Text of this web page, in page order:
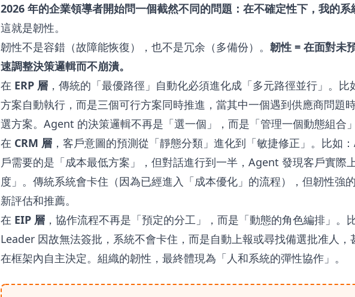
2026 年的企業領導者開始問一個截然不同的問題：在不確定性下，我的系
這就是韌性。
韌性不是容錯（故障能恢復），也不是冗余（多備份）。 韌性 = 在面對未
速調整決策邏輯而不崩潰。
在 ERP 層 ，傳統的「最優路徑」自動化必須進化成「多元路徑並行」。
方案自動執行，而是三個可行方案同時推進，當其中一個遇到供應商問題
選方案。Agent 的決策邏輯不再是「選一個」，而是「管理一個動態組合」
在 CRM 層 ，客戶意圖的預測從「靜態分類」進化到「敏捷修正」。比如
戶需要的是「成本最低方案」，但對話進行到一半，Agent 發現客戶實際
度」。傳統系統會卡住（因為已經進入「成本優化」的流程），但韌性強
新評估和推薦。
在 EIP 層 ，協作流程不再是「預定的分工」，而是「動態的角色編排」。
Leader 因故無法簽批，系統不會卡住，而是自動上報或尋找備選批准人
在框架內自主決定。組織的韌性，最終體現為「人和系統的彈性協作」。